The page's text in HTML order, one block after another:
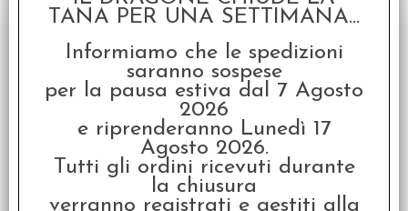
Puzzle 4D Build - KPop Demon Hunters: Rumi
Puzzle 4D - K-POP Demon Hunters (138 pezzi)
Disponibilità:
SCONTO 20%
TANA PER UNA SETTIMANA...
Informiamo che le spedizioni
saranno sospese
per la pausa estiva dal 7 Agosto
2026
e riprenderanno Lunedì 17
Agosto 2026.
Tutti gli ordini ricevuti durante
la chiusura
verranno registrati e gestiti alla